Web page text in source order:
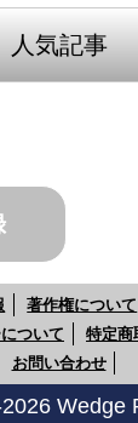
人気記事
著作権について
ついて
特定商
お問い合わせ
Wedge